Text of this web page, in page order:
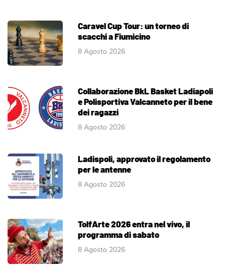
Caravel Cup Tour: un torneo di
scacchi a Fiumicino
8 Agosto 2026
Collaborazione BkL Basket Ladiapoli
e Polisportiva Valcanneto per il bene
dei ragazzi
8 Agosto 2026
Ladispoli, approvato il regolamento
per le antenne
8 Agosto 2026
TolfArte 2026 entra nel vivo, il
programma di sabato
8 Agosto 2026